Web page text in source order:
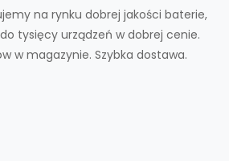
na rynku dobrej jakości baterie,
tysięcy urządzeń w dobrej cenie.
w magazynie. Szybka dostawa.